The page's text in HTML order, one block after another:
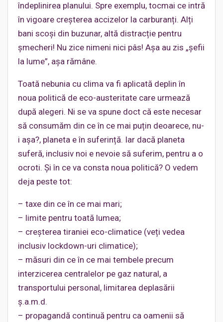
îndeplinirea planului. Spre exemplu, tocmai ce intră
în vigoare creșterea accizelor la carburanți. Alți
bani scoși din buzunar, altă distracție pentru
șmecheri! Nu zice nimeni nici pâs! Așa au zis „șefii
la lume”, așa rămâne.
Toată nebunia cu clima va fi aplicată deplin în
noua politică de eco-austeritate care urmează
după alegeri. Ni se va spune doct că este necesar
să consumăm din ce în ce mai puțin deoarece, nu-
i așa?, planeta e în suferință. Iar dacă planeta
suferă, inclusiv noi e nevoie să suferim, pentru a o
ocroti. Și în ce va consta noua politică? O vedem
deja peste tot:
– taxe din ce în ce mai mari;
– limite pentru toată lumea;
– creșterea tiraniei eco-climatice (veți vedea
inclusiv lockdown-uri climatice);
– măsuri din ce în ce mai tembele precum
interzicerea centralelor pe gaz natural, a
transportului personal, limitarea deplasării
ș.a.m.d.
– propagandă continuă pentru ca oamenii să